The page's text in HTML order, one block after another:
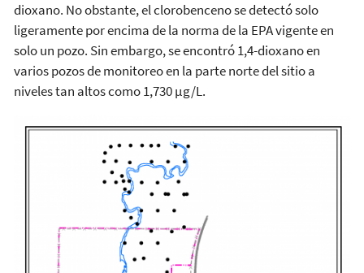
dioxano. No obstante, el clorobenceno se detectó solo
ligeramente por encima de la norma de la EPA vigente en
solo un pozo. Sin embargo, se encontró 1,4-dioxano en
varios pozos de monitoreo en la parte norte del sitio a
niveles tan altos como 1,730 µg/L.